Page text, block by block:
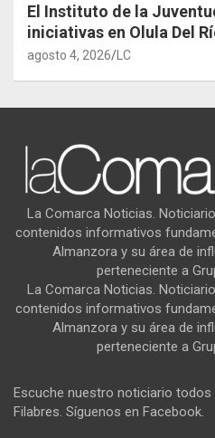
El Instituto de la
iniciativas en Olula Del
agosto 4, 2026 LC
La Comarca Noticias.
contenidos informativos
Almanzora y su área de
perteneciente a
La Comarca Noticias.
contenidos informativos
Almanzora y su área de
perteneciente a
Escuche nuestro noticiario todos
Filabres. Síguenos en Facebook.